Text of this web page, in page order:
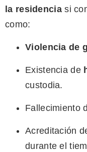
la residenciasi
como:
Violencia de
Existencia de
custodia.
Fallecimiento
Acreditación
durante el